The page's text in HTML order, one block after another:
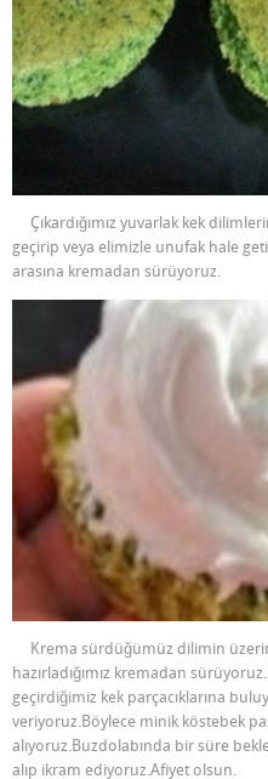
Çıkardığımız yuvarlak kek
geçirip veya elimizle unufak hale
arasına kremadan sürüyoruz.
Krema sürdüğümüz dilimin
hazırladığımız kremadan
geçirdiğimiz kek parçacıklarına
veriyoruz.Böylece minik köstebek
alıyoruz.Buzdolabında bir süre
alıp ikram ediyoruz.Afiyet olsun.